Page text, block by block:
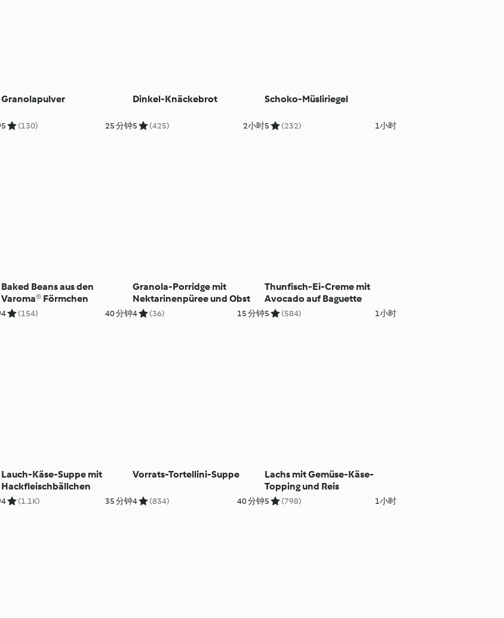
Granolapulver
5 (130) 25 分钟
Dinkel-Knäckebrot
5 (425) 2小时
Schoko-Müsliriegel
5 (232) 1小时
Baked Beans aus den
Varoma® Förmchen
4 (154) 40 分钟
Granola-Porridge mit
Nektarinenpüree und Obst
4 (36) 15 分钟
Thunfisch-Ei-Creme mit
Avocado auf Baguette
5 (584) 1小时
Lauch-Käse-Suppe mit
Hackfleischbällchen
4 (1.1K) 35 分钟
Vorrats-Tortellini-Suppe
4 (834) 40 分钟
Lachs mit Gemüse-Käse-
Topping und Reis
5 (798) 1小时